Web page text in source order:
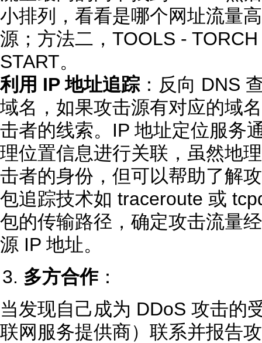
小排列，看看是哪个网址流量
源；方法二，TOOLS -
START。
利用 IP 地址追踪 ：反向 DNS
域名，如果攻击源有对应的域
击者的线索。IP 地址定位服务
理位置信息进行关联，虽然地
击者的身份，但可以帮助了解
包追踪技术如 traceroute 或
包的传输路径，确定攻击流量
源 IP 地址。
多方合作：
当发现自己成为 DDoS 攻击的
联网服务提供商）联系并报告